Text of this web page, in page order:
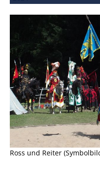
Ross und Reiter